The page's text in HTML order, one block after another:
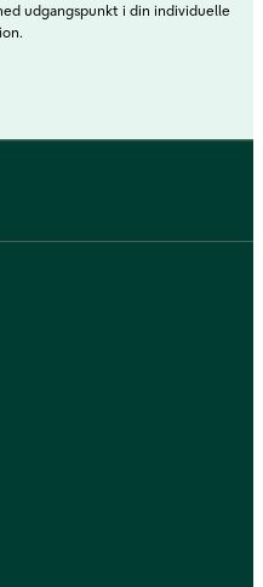
udgangspunkt i din individuelle